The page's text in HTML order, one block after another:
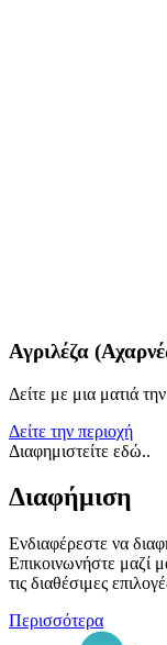
Αγριλέζα
Δείτε με μια ματιά
Δείτε την περιοχή
Διαφημιστείτε εδώ..
Διαφήμιση
Ενδιαφέρεστε να
Επικοινωνήστε μαζί
τις διαθέσιμες
Περισσότερα